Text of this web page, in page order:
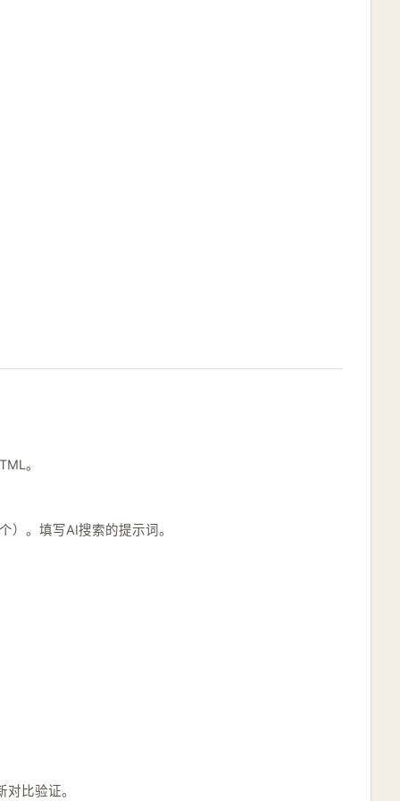
。
。填写AI搜索的提示词。
比验证。